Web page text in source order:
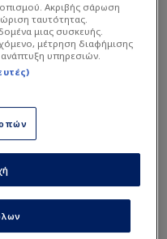
enwsi.gr
που θα
Ακριβής σάρωση
ταυτότητας.
μιας συσκευής.
μέτρηση διαφήμισης
ανάπτυξη υπηρεσιών.